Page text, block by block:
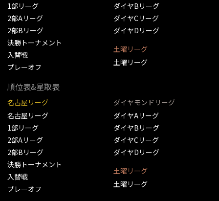
1部リーグ
2部Aリーグ
2部Bリーグ
決勝トーナメント
入替戦
プレーオフ
ダイヤBリーグ
ダイヤCリーグ
ダイヤDリーグ
土曜リーグ
土曜リーグ
順位表&星取表
名古屋リーグ
名古屋リーグ
1部リーグ
2部Aリーグ
2部Bリーグ
決勝トーナメント
入替戦
プレーオフ
ダイヤモンドリーグ
ダイヤAリーグ
ダイヤBリーグ
ダイヤCリーグ
ダイヤDリーグ
土曜リーグ
土曜リーグ